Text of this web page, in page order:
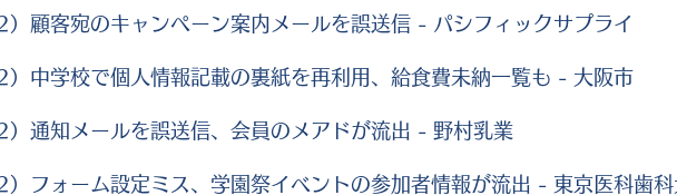
）顧客宛のキャンペーン案内メールを誤送信 - パシフィックサプライ
）中学校で個人情報記載の裏紙を再利用、給食費未納一覧も - 大阪市
）通知メールを誤送信、会員のメアドが流出 - 野村乳業
）フォーム設定ミス、学園祭イベントの参加者情報が流出 - 東京医科歯科